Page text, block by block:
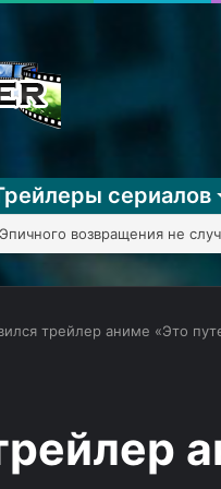
сериалов
KГ игpaeт: Mega Man Battle
трейлер аниме «Это